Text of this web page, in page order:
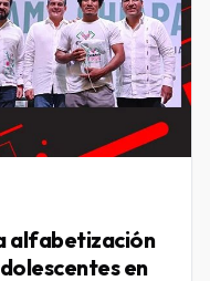
alfabetización
en